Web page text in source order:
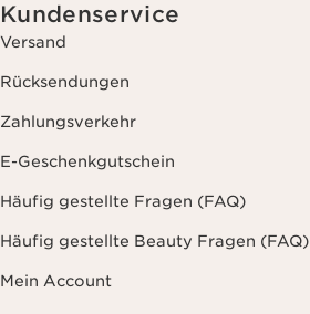
Kundenservice
Versand
Rücksendungen
Zahlungsverkehr
E-Geschenkgutschein
Häufig gestellte Fragen (FAQ)
Häufig gestellte Beauty Fragen (FAQ)
Mein Account